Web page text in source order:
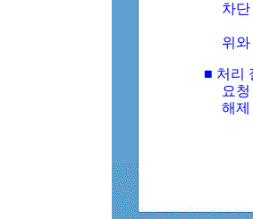
차단
위와
■ 처리
요
해제